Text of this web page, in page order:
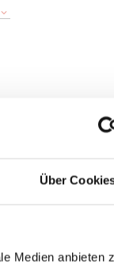
Über
Medien anbieten